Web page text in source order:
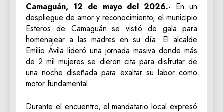
Camaguán, 12 de mayo del 2026.- En un
despliegue de amor y reconocimiento, el municipio
Esteros de Camaguán se vistió de gala para
homenajear a las madres en su día. El alcalde
Emilio Ávila lideró una jornada masiva donde más
de 2 mil mujeres se dieron cita para disfrutar de
una noche diseñada para exaltar su labor como
motor fundamental.
Durante el encuentro, el mandatario local expresó